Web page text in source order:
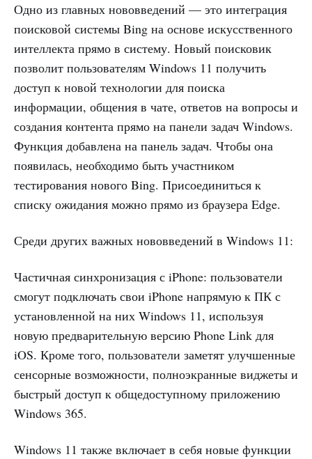
Одно из главных нововведений — это интеграция
поисковой системы Bing на основе искусственного
интеллекта прямо в систему. Новый поисковик
позволит пользователям Windows 11 получить
доступ к новой технологии для поиска
информации, общения в чате, ответов на вопросы и
создания контента прямо на панели задач Windows.
Функция добавлена на панель задач. Чтобы она
появилась, необходимо быть участником
тестирования нового Bing. Присоединиться к
списку ожидания можно прямо из браузера Edge.
Среди других важных нововведений в Windows 11:
Частичная синхронизация с iPhone: пользователи
смогут подключать свои iPhone напрямую к ПК с
установленной на них Windows 11, используя
новую предварительную версию Phone Link для
iOS. Кроме того, пользователи заметят улучшенные
сенсорные возможности, полноэкранные виджеты и
быстрый доступ к общедоступному приложению
Windows 365.
Windows 11 также включает в себя новые функции